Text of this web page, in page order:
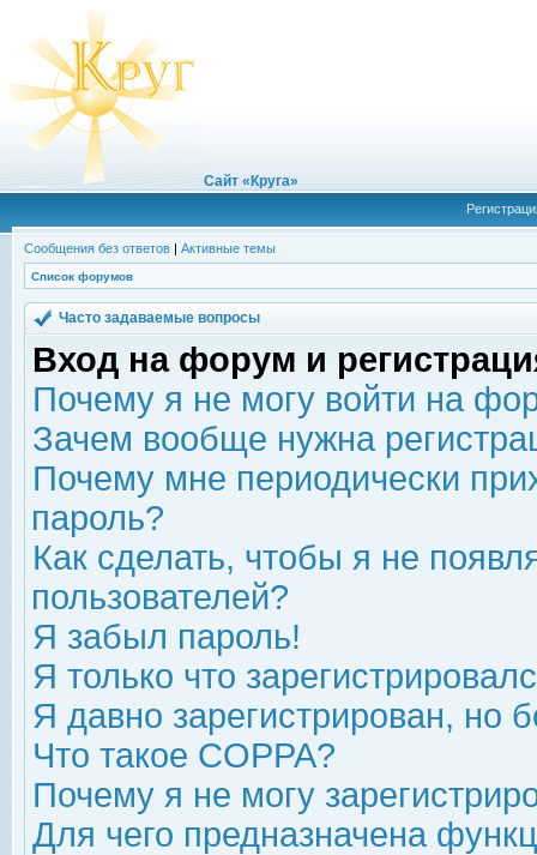
Сайт «Круга»
Сообщения без ответов | Активные темы
Список форумов
Часто задаваемые вопросы
Вход на форум и
Почему я не могу войти на
Зачем вообще нужна
Почему мне периодически
пароль?
Как сделать, чтобы я не
пользователей?
Я забыл пароль!
Я только что
Я давно зарегистрирован, но
Что такое COPPA?
Почему я не могу
Для чего предназначена